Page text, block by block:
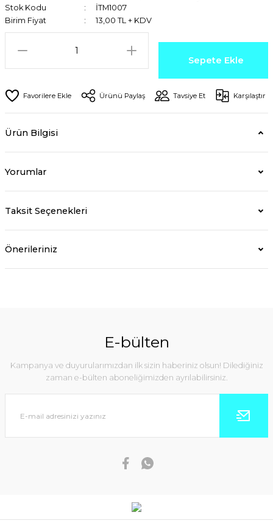
Stok Kodu
İTM1007
Birim Fiyat
13,00 TL + KDV
Sepete Ekle
Ürünü Paylaş Tavsiye Et Karşılaştır
Ürün Bilgisi
Yorumlar
Taksit Seçenekleri
Önerileriniz
E-bülten
Kampanya ve duyurularımızdan ilk sizin haberiniz olsun! Dilediğiniz
zaman e-bülten aboneliğimizden ayrılabilirsiniz.